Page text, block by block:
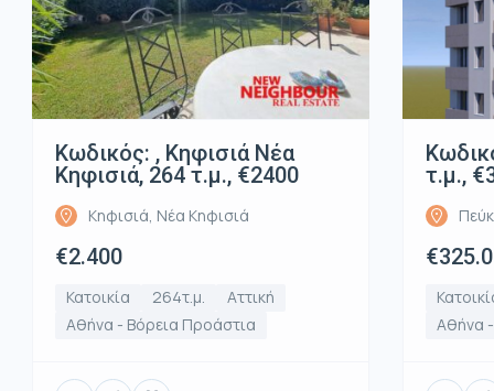
Κωδικός: , Κηφισιά Νέα
Κηφισιά, 264 τ.μ., €2400
Κηφισιά, Νέα Κηφισιά
€2.400
Κατοικία 264τ.μ.
Αττική
Αθήνα - Βόρεια Προάστια
τ.μ.,
Αθήνα